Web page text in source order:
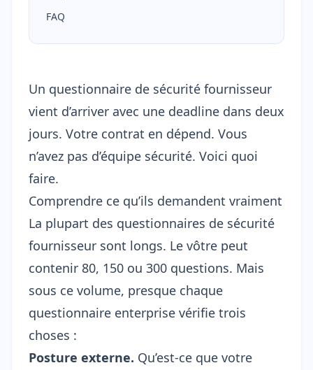
FAQ
Un questionnaire de sécurité fournisseur
vient d’arriver avec une deadline dans deux
jours. Votre contrat en dépend. Vous
n’avez pas d’équipe sécurité. Voici quoi
faire.
Comprendre ce qu’ils demandent vraiment
La plupart des questionnaires de sécurité
fournisseur sont longs. Le vôtre peut
contenir 80, 150 ou 300 questions. Mais
sous ce volume, presque chaque
questionnaire enterprise vérifie trois
choses :
Posture externe. Qu’est-ce que votre